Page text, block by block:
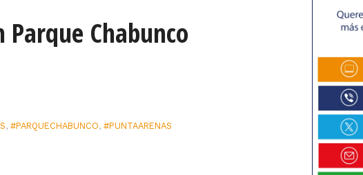
Chabunco
,#PARQUECHABUNCO,#PUNTAARENAS